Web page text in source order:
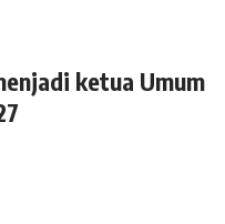
ketua Umum